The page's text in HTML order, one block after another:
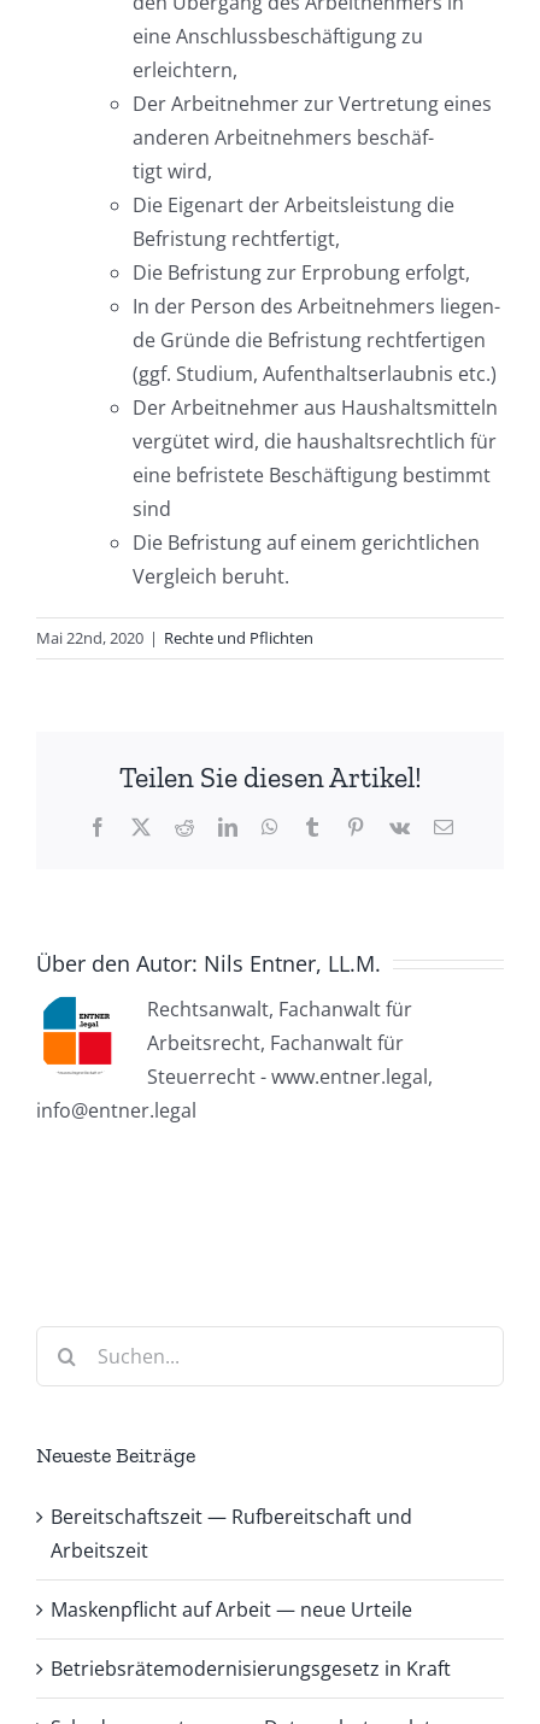
eine Anschluss­be­schäf­ti­gung zu
erleichtern,
Der Arbeit­neh­mer zur Ver­tre­tung eines
ande­ren Arbeit­neh­mers beschäf­
tigt wird,
Die Eigen­art der Arbeits­leis­tung die
Befris­tung rechtfertigt,
Die Befris­tung zur Erpro­bung erfolgt,
In der Per­son des Arbeit­neh­mers lie­gen­
de Grün­de die Befris­tung recht­fer­ti­gen
(ggf. Stu­di­um, Auf­ent­halts­er­laub­nis etc.)
Der Arbeit­neh­mer aus Haus­halts­mit­teln
ver­gü­tet wird, die haus­halts­recht­lich für
eine befris­te­te Beschäf­ti­gung bestimmt
sind
Die Befris­tung auf einem gericht­li­chen
Ver­gleich beruht.
Mai 22nd, 2020 | Rechte und Pflichten
Teilen Sie diesen Artikel!
Facebook
X RedditLinkedInWhatsApp
TumblrPinterest
Vk
E-
Über den Autor: Nils Entner, LL.M.
Rechtsanwalt, Fachanwalt für
Arbeitsrecht, Fachanwalt für
Steuerrecht - www.entner.legal,
info@entner.legal
Suche
Neueste Beiträge
Bereitschaftszeit — Rufbereitschaft und
Arbeitszeit
Maskenpflicht auf Arbeit — neue Urteile
Betriebsrätemodernisierungsgesetz in Kraft